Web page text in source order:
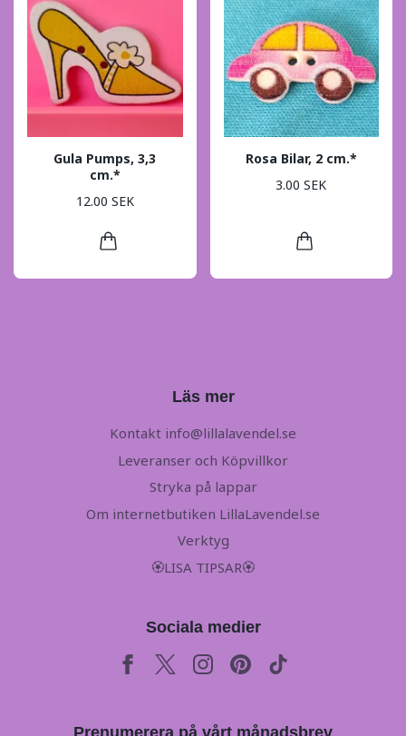
Gula Pumps, 3,3
cm.*
12.00 SEK
Rosa Bilar, 2 cm.*
3.00 SEK
Läs mer
Kontakt info@lillalavendel.se
Leveranser och Köpvillkor
Stryka på lappar
Om internetbutiken LillaLavendel.se
Verktyg
🏵LISA TIPSAR🏵
Sociala medier
Prenumerera på vårt månadsbrev